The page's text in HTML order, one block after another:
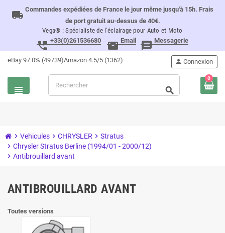
local_shipping Commandes expédiées de France le jour même jusqu'à 15h. Frais
de port gratuit au-dessus de 40€.
Vega® : Spécialiste de l'éclairage pour Auto et Moto
perm_phone_msg +33(0)261536680 email Email message Messagerie
eBay 97.0% (49739)Amazon 4.5/5 (1362)
view_headline
person Connexion
search
0
chevron_right Vehicules chevron_right CHRYSLER chevron_right Stratus
chevron_right Chrysler Stratus Berline (1994/01 - 2000/12)
chevron_right Antibrouillard avant
ANTIBROUILLARD AVANT
Toutes versions